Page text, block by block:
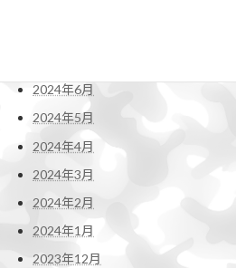
2024年6月
2024年5月
2024年4月
2024年3月
2024年2月
2024年1月
2023年12月